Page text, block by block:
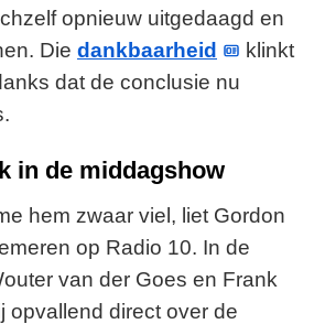
opnieuw uitgedaagd en
Die dankbaarheid
klinkt
dat de conclusie nu
in de middagshow
hem zwaar viel, liet Gordon
op Radio 10. In de
van der Goes en Frank
opvallend direct over de